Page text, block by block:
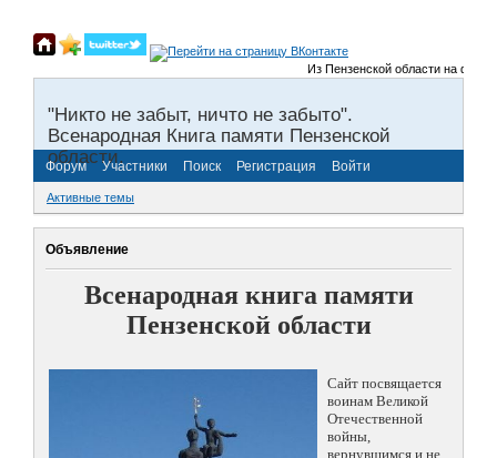
Из Пензенской области на
"Никто не забыт, ничто не забыто".
Всенародная Книга памяти Пензенской
области.
Форум Участники Поиск Регистрация Войти
Активные темы
Объявление
Всенародная книга памяти
Пензенской области
Сайт посвящается
воинам Великой
Отечественной
войны,
вернувшимся и не